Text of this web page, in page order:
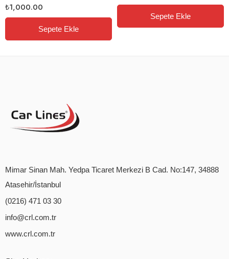
₺1,000.00
Sepete Ekle
Sepete Ekle
Mimar Sinan Mah. Yedpa Ticaret Merkezi B Cad. No:147, 34888
Atasehir/İstanbul
(0216) 471 03 30
info@crl.com.tr
www.crl.com.tr